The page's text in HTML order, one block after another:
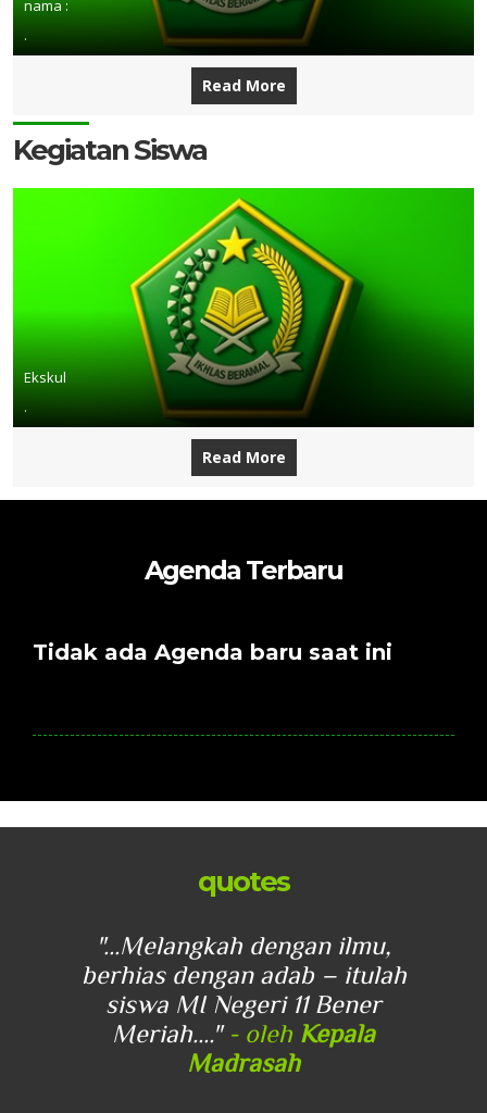
nama :
.
Read More
Kegiatan Siswa
Ekskul
.
Read More
Agenda Terbaru
Tidak ada Agenda baru saat ini
quotes
"...Melangkah dengan ilmu,
berhias dengan adab – itulah
siswa MI Negeri 11 Bener
Meriah...." - oleh Kepala
Madrasah